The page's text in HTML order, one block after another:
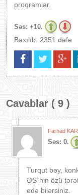
proqramlar.
Səs: +10.
Baxılıb: 2351 dəfə
Cavablar ( 9 )
Farhad
Səs: 0.
Turqut bəy,
ƏS`nin özü
edə bilərsiniz.